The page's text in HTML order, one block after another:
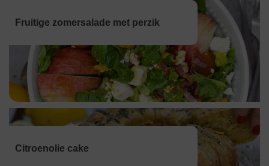
Fruitige zomersalade met perzik
Citroenolie cake